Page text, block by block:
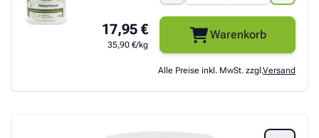
17,95 €
35,90 €/kg
Warenkorb
Alle Preise inkl. MwSt. zzgl.Versand